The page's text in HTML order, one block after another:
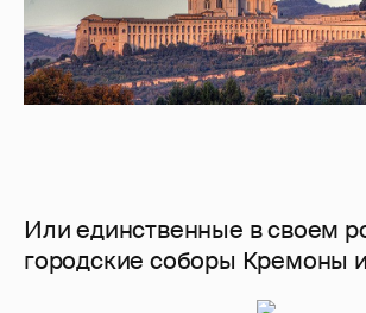
Или единственные в своем
городские соборы Кремоны